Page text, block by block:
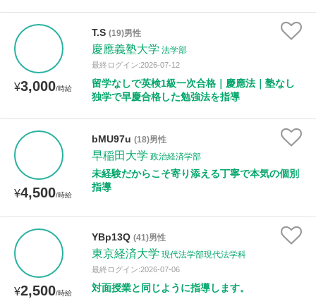
¥3,000/時給
T.S (19)男性
慶應義塾大学 法学部
最終ログイン:2026-07-12
留学なしで英検1級一次合格｜慶應法｜塾なし
独学で早慶合格した勉強法を指導
¥4,500/時給
bMU97u (18)男性
早稲田大学 政治経済学部
未経験だからこそ寄り添える丁寧で本気の個別
指導
¥2,500/時給
YBp13Q (41)男性
東京経済大学 現代法学部現代法学科
最終ログイン:2026-07-06
対面授業と同じように指導します。